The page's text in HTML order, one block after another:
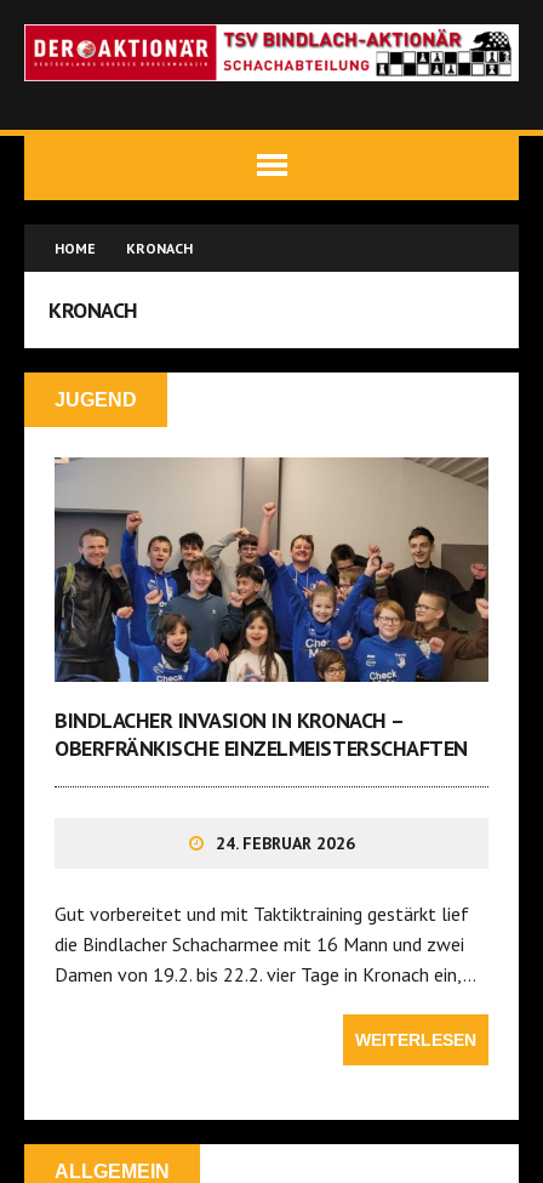
HOME KRONACH
KRONACH
JUGEND
BINDLACHER INVASION IN KRONACH –
OBERFRÄNKISCHE EINZELMEISTERSCHAFTEN
24. FEBRUAR 2026
Gut vorbereitet und mit Taktiktraining gestärkt lief
die Bindlacher Schacharmee mit 16 Mann und zwei
Damen von 19.2. bis 22.2. vier Tage in Kronach ein,…
WEITERLESEN
ALLGEMEIN